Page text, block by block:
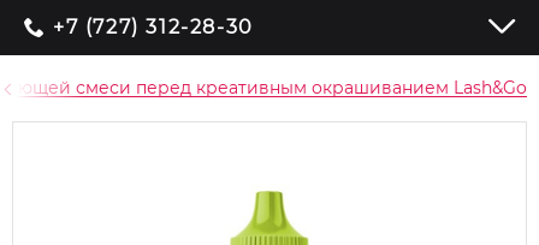
+7 (727) 312-28-30
смеси перед креативным окрашиванием Lash&Go